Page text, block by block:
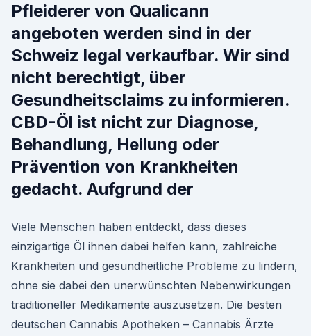
Pfleiderer von Qualicann
angeboten werden sind in der
Schweiz legal verkaufbar. Wir sind
nicht berechtigt, über
Gesundheitsclaims zu informieren.
CBD-Öl ist nicht zur Diagnose,
Behandlung, Heilung oder
Prävention von Krankheiten
gedacht. Aufgrund der
Viele Menschen haben entdeckt, dass dieses
einzigartige Öl ihnen dabei helfen kann, zahlreiche
Krankheiten und gesundheitliche Probleme zu lindern,
ohne sie dabei den unerwünschten Nebenwirkungen
traditioneller Medikamente auszusetzen. Die besten
deutschen Cannabis Apotheken – Cannabis Ärzte